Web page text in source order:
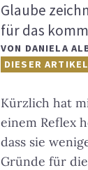
Glaube
für das
VON DANIELA
DIESER
Kürzlich hat
einem Reflex
dass sie
Gründe für